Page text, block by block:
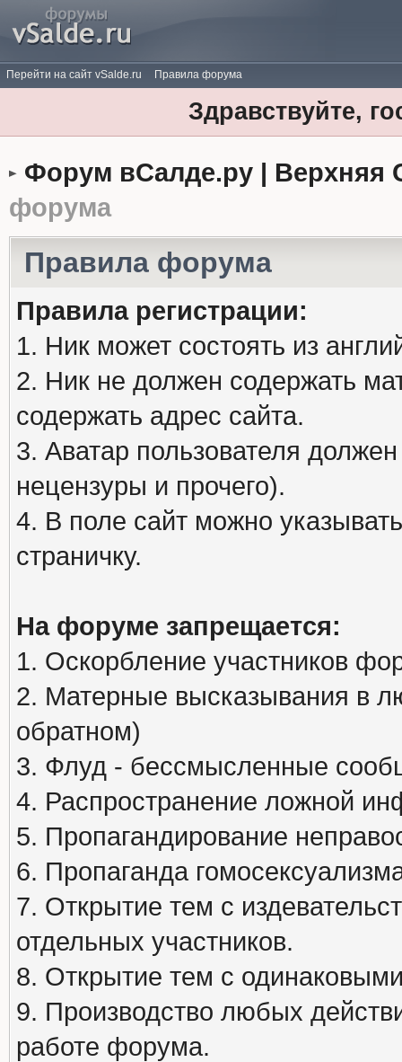
Перейти на сайт vSalde.ru Правила форума
Здравствуйте,
Форум вСалде.ру | Верхняя
форума
Правила форума
Правила регистрации:
1. Ник может состоять из
2. Ник не должен содержать
содержать адрес сайта.
3. Аватар пользователя
нецензуры и прочего).
4. В поле сайт можно
страничку.
На форуме запрещается:
1. Оскорбление участников
2. Матерные высказывания в
обратном)
3. Флуд - бессмысленные
4. Распространение ложной
5. Пропагандирование
6. Пропаганда
7. Открытие тем с
отдельных участников.
8. Открытие тем с
9. Производство любых
работе форума.